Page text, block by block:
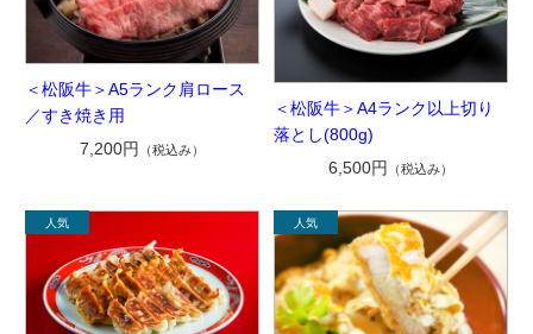
＜松阪牛＞A5ランク肩ロース
／すき焼き用
7,200円
（税込み）
＜松阪牛＞A4ランク以上切り
落とし(800g)
6,500円
（税込み）